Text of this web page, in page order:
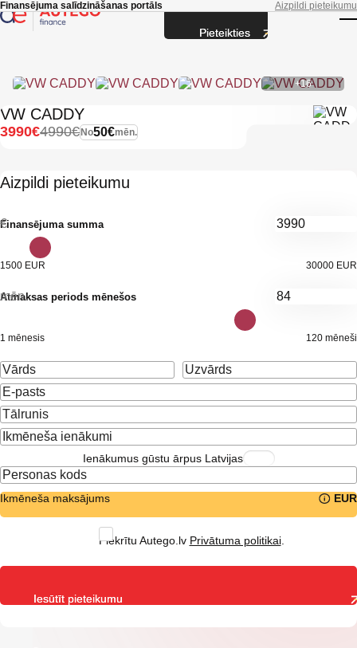
Skip to main content
Finansējuma salīdzināšanas portāls Aizpildi pieteikumu
+16
VW CADDY
No50€mēn.
4990€
3990€
Aizpildi pieteikumu
Finansējuma summa
€
1500 EUR 30000 EUR
Atmaksas periods mēnešos
mēn.
1 mēnesis 120 mēneši
Ienākumus gūstu ārpus Latvijas
Ikmēneša maksājums EUR
Piekrītu Autego.lv Privātuma politikai.